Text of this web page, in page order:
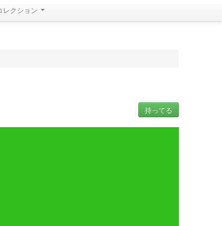
レクション
持ってる